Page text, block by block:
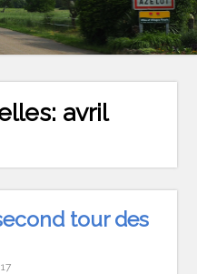
avril
tour des